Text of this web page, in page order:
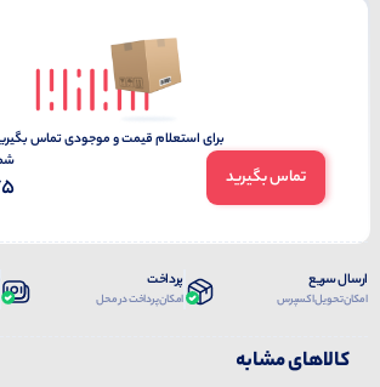
برای استعلام قیمت و موجودی تماس
تماس بگیرید
ارسال سریع
امکان تحویل اکسپرس
پرداخت
امکان پرداخت در محل
کالاهای مشابه